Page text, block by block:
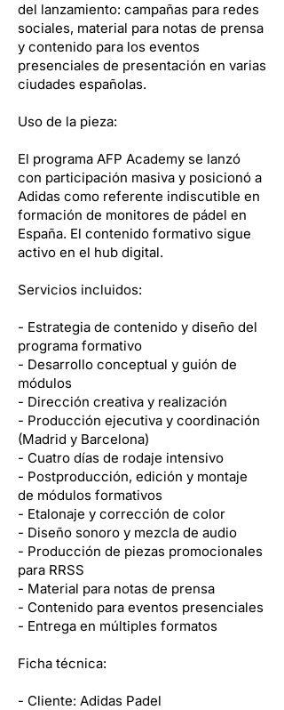
del lanzamiento: campañas para redes
sociales, material para notas de prensa
y contenido para los eventos
presenciales de presentación en varias
ciudades españolas.
Uso de la pieza:
El programa AFP Academy se lanzó
con participación masiva y posicionó a
Adidas como referente indiscutible en
formación de monitores de pádel en
España. El contenido formativo sigue
activo en el hub digital.
Servicios incluidos:
- Estrategia de contenido y diseño del
programa formativo
- Desarrollo conceptual y guión de
módulos
- Dirección creativa y realización
- Producción ejecutiva y coordinación
(Madrid y Barcelona)
- Cuatro días de rodaje intensivo
- Postproducción, edición y montaje
de módulos formativos
- Etalonaje y corrección de color
- Diseño sonoro y mezcla de audio
- Producción de piezas promocionales
para RRSS
- Material para notas de prensa
- Contenido para eventos presenciales
- Entrega en múltiples formatos
Ficha técnica:
- Cliente: Adidas Padel